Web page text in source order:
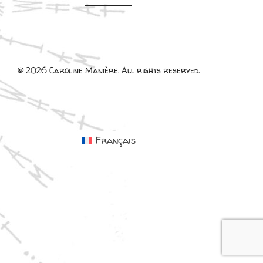
© 2026 Caroline Manière. All rights reserved.
Français